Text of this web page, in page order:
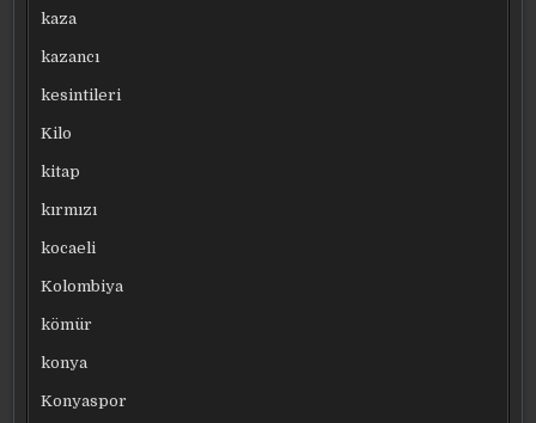
kaza
kazancı
kesintileri
Kilo
kitap
kırmızı
kocaeli
Kolombiya
kömür
konya
Konyaspor